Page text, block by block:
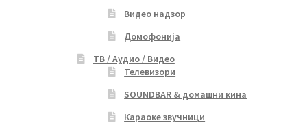
Видео надзор
Домофонија
ТВ / Аудио / Видео
Телевизори
SOUNDBAR & домашни кина
Караоке звучници